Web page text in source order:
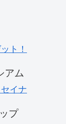
ト！
アム
イナ
プ